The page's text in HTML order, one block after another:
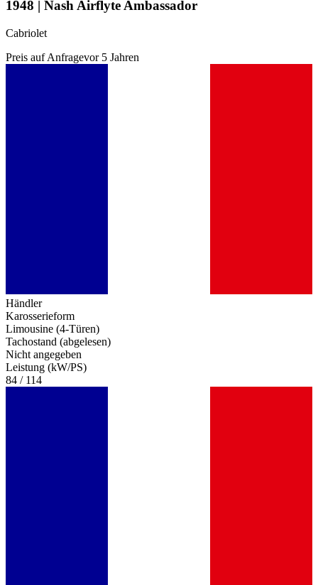
1948 | Nash Airflyte Ambassador
Cabriolet
Preis auf Anfragevor 5 Jahren
Händler
Karosserieform
Limousine (4-Türen)
Tachostand (abgelesen)
Nicht angegeben
Leistung (kW/PS)
84 / 114